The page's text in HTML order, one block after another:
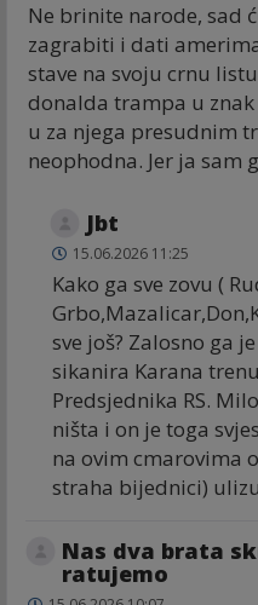
Ne brinite narode, sad
zagrabiti i dati
stave na svoju crnu
donalda trampa u
u za njega presudnim
neophodna. Jer ja sam
Jbt
15.06.2026 11:25
Kako ga sve zovu (
sve još? Zalosno ga
sikanira Karana
Predsjednika RS.
ništa i on je toga
na ovim cmarovima
straha bijednici)
Nas dva brata
ratujemo